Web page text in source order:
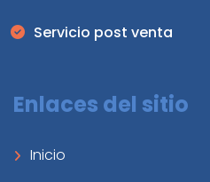
Servicio post venta
Enlaces del sitio
Inicio